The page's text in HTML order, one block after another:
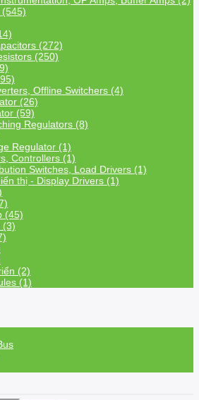
(272)
(250)
Offline Switchers (4)
(26)
(59)
Regulators (8)
Regulator (1)
Controllers (1)
Switches, Load Drivers (1)
thị - Display Drivers (1)
(45)
(3)
(2)
(1)